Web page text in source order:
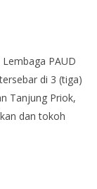
PAUD
di 3 (tiga)
Tanjung Priok,
dan tokoh